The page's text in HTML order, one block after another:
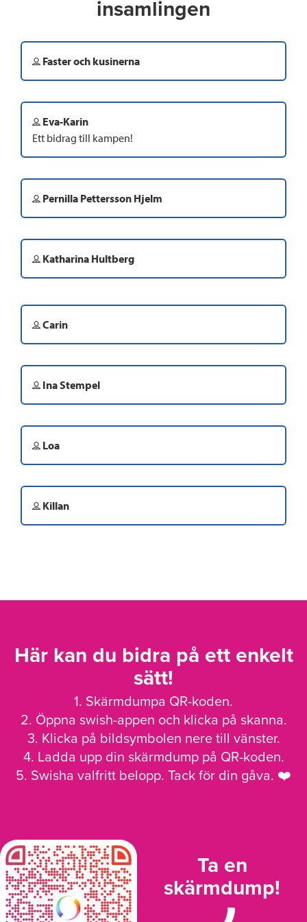
insamlingen
Faster och kusinerna
Eva-Karin
Ett bidrag till kampen!
Pernilla Pettersson Hjelm
Katharina Hultberg
Carin
Ina Stempel
Loa
Killan
Här kan du bidra på ett enkelt
sätt!
1. Skärmdumpa QR-koden.
2. Öppna swish-appen och klicka på skanna.
3. Klicka på bildsymbolen nere till vänster.
4. Ladda upp din skärmdump på QR-koden.
5. Swisha valfritt belopp. Tack för din gåva. ❤️
Ta en
skärmdump!